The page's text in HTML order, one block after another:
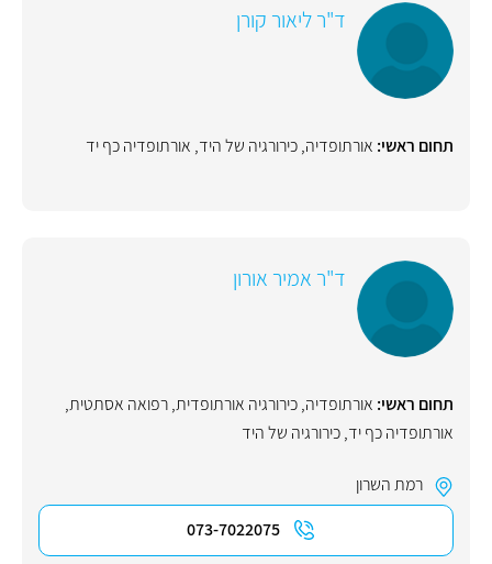
ד"ר ליאור קורן
תחום ראשי: אורתופדיה,כירורגיה של היד, אורתופדיה כף יד
ד"ר אמיר אורון
תחום ראשי: אורתופדיה,כירורגיה אורתופדית,רפואה אסתטית,
אורתופדיה כף יד,כירורגיה של היד
רמת השרון
073-7022075